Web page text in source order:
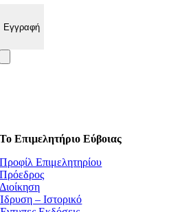
Το Επιμελητήριο Εύβοιας
Προφίλ Επιμελητηρίου
Πρόεδρος
Διοίκηση
Ίδρυση – Ιστορικό